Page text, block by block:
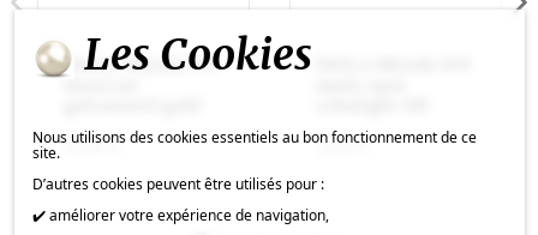
Delica Miyuki 8/0
duracoat
4,24 €
3,62 €
Les Cookies
Nous utilisons des cookies essentiels au bon fonctionnement de ce
site.
D’autres cookies peuvent être utilisés pour :
✔️ améliorer votre expérience de navigation,